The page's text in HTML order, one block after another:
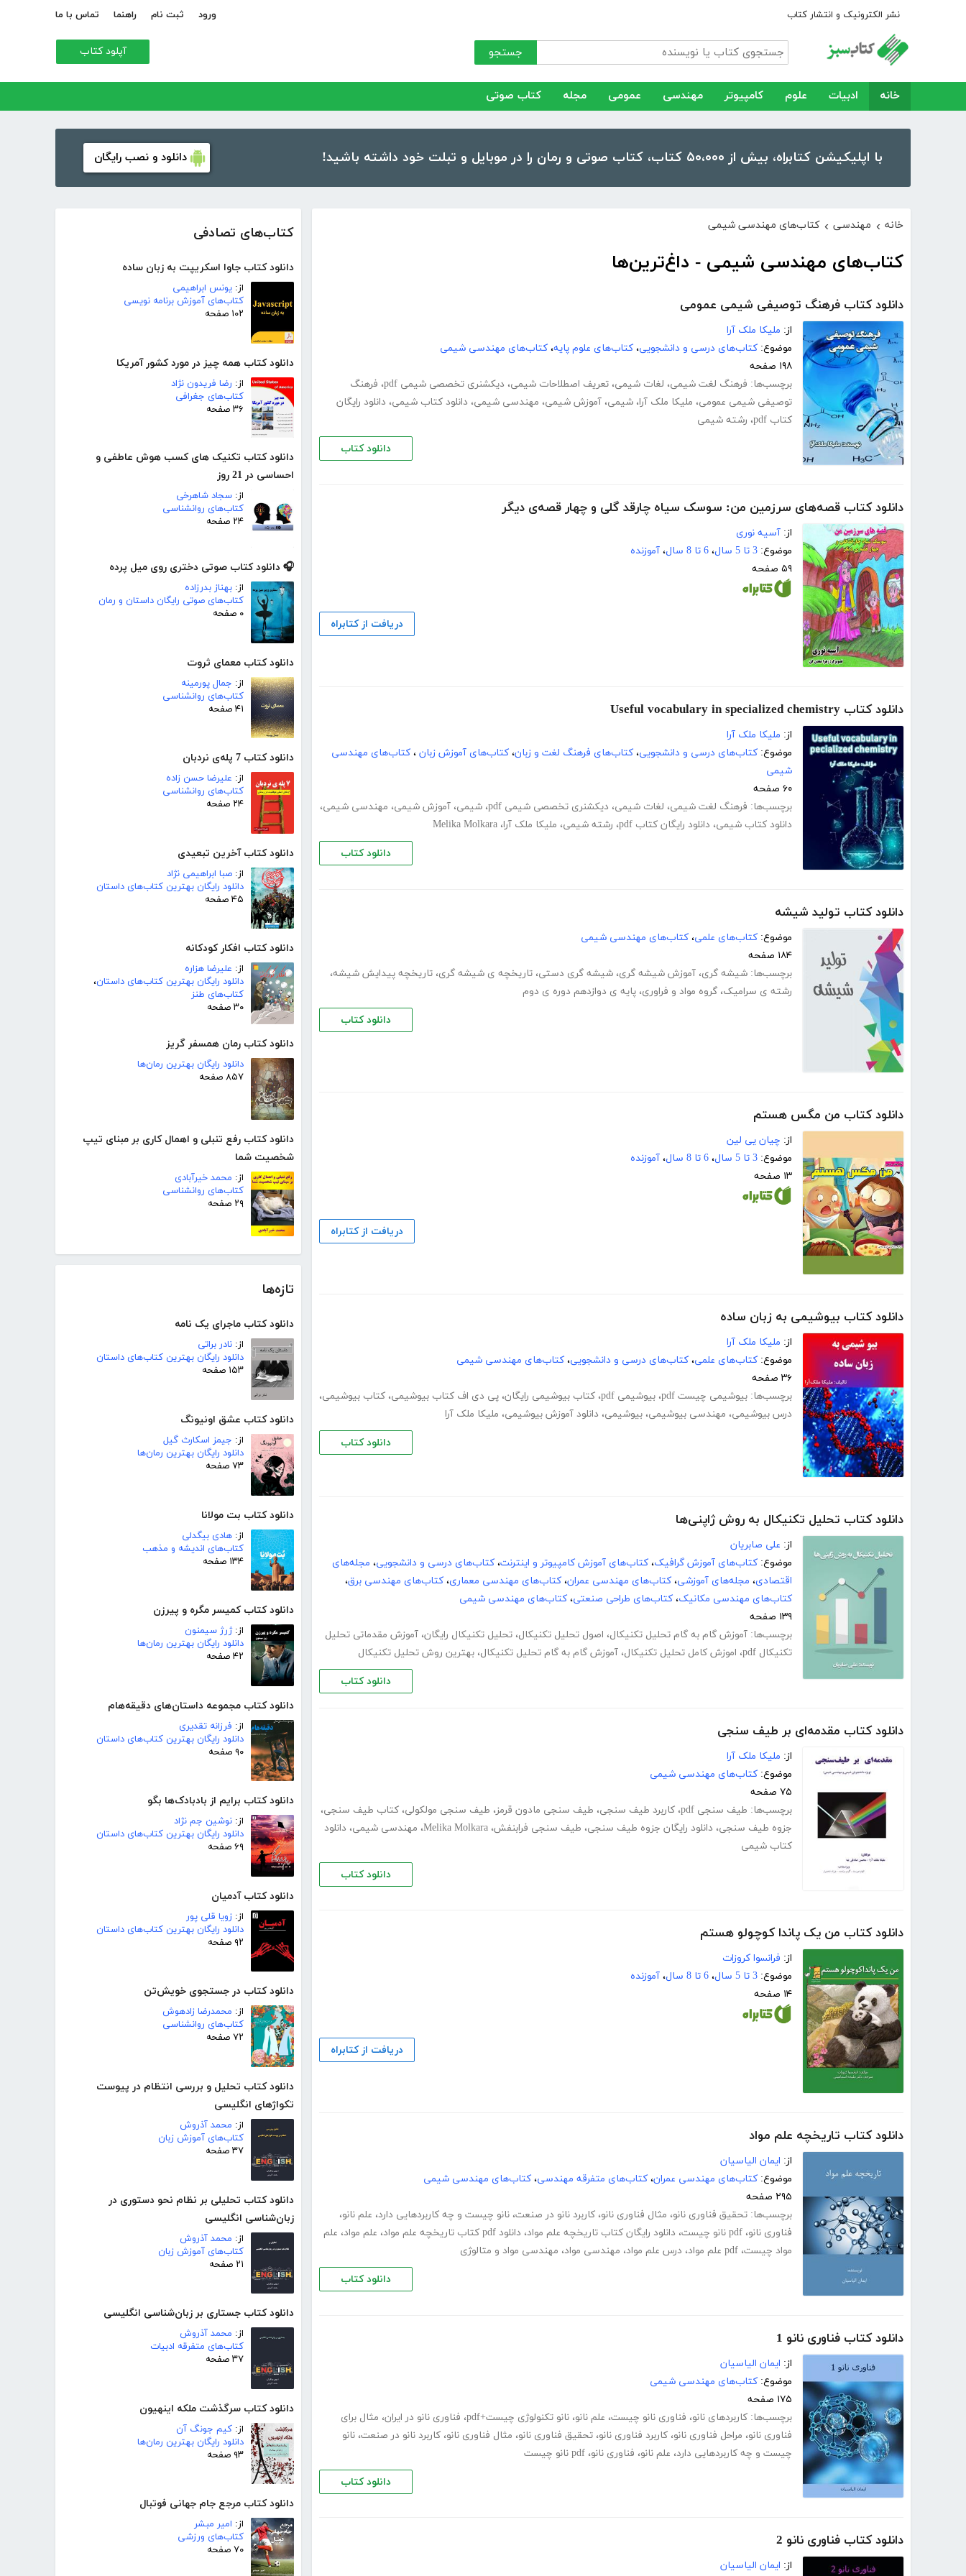
نشر الکترونیک و انتشار کتاب ورود ثبت نام راهنما تماس با ما
جستجو آپلود کتاب
خانه ادبیات علوم کامپیوتر مهندسی عمومی مجله کتاب صوتی
با اپلیکیشن کتابراه، بیش از ۵۰،۰۰۰ کتاب، کتاب صوتی و رمان را در موبایل و تبلت خود داشته باشید! دانلود و نصب رایگان
کتاب‌های تصادفی
دانلود کتاب جاوا اسکریپت به زبان ساده
از: یونس ابراهیمی
کتاب‌های آموزش برنامه نویسی
۱۰۲ صفحه
دانلود کتاب همه چیز در مورد کشور آمریکا
از: رضا فریدون نژاد
کتاب‌های جغرافی
۳۶ صفحه
دانلود کتاب تکنیک های کسب هوش عاطفی و
احساسی در 21 روز
از: سجاد شاهرخی
کتاب‌های روانشناسی
۲۴ صفحه
🎧 دانلود کتاب صوتی دختری روی میل پرده
از: بهناز بدرزاده
کتاب‌های صوتی رایگان داستان و رمان
۰ صفحه
دانلود کتاب معمای ثروت
از: جمال پورمینه
کتاب‌های روانشناسی
۴۱ صفحه
دانلود کتاب 7 پله‌ی نردبان
از: علیرضا حسن زاده
کتاب‌های روانشناسی
۲۴ صفحه
دانلود کتاب آخرین تبعیدی
از: صبا ابراهیمی نژاد
دانلود رایگان بهترین کتاب‌های داستان
۴۵ صفحه
دانلود کتاب افکار کودکانه
از: علیرضا هزاره
دانلود رایگان بهترین کتاب‌های داستان،
کتاب‌های طنز
۳۰ صفحه
دانلود کتاب رمان همسفر گریز
دانلود رایگان بهترین رمان‌ها
۸۵۷ صفحه
دانلود کتاب رفع تنبلی و اهمال کاری بر مبنای تیپ
شخصیت شما
از: محمد خیرآبادی
کتاب‌های روانشناسی
۲۹ صفحه
تازه‌ها
دانلود کتاب ماجرای یک نامه
از: نادر براتی
دانلود رایگان بهترین کتاب‌های داستان
۱۵۳ صفحه
دانلود کتاب عشق اونیونگ
از: جیمز اسکارث گیل
دانلود رایگان بهترین رمان‌ها
۷۳ صفحه
دانلود کتاب بت مولانا
از: هادی بیگدلی
کتاب‌های اندیشه و مذهب
۱۳۴ صفحه
دانلود کتاب کمیسر مگره و پیرزن
از:ژرژ سیمنون
دانلود رایگان بهترین رمان‌ها
۴۲ صفحه
دانلود کتاب مجموعه داستان‌های دقیقه‌هام
از: فرزانه تقدیری
دانلود رایگان بهترین کتاب‌های داستان
۹۰ صفحه
دانلود کتاب برایم از بادبادک‌ها بگو
از: نوشین جم نژاد
دانلود رایگان بهترین کتاب‌های داستان
۶۹ صفحه
دانلود کتاب آدمیان
از: زویا قلی پور
دانلود رایگان بهترین کتاب‌های داستان
۹۲ صفحه
دانلود کتاب در جستجوی خویش‌تن
از: محمدرضا زادهوش
کتاب‌های روانشناسی
۷۲ صفحه
دانلود کتاب تحلیل و بررسی انتظام در پیوست
تکواژهای انگلیسی
از: محمد آذروش
کتاب‌های آموزش زبان
۳۷ صفحه
دانلود کتاب تحلیلی بر نظام نحو دستوری در
زبان‌شناسی انگلیسی
از: محمد آذروش
کتاب‌های آموزش زبان
۲۱ صفحه
دانلود کتاب جستاری بر زبان‌شناسی انگلیسی
از: محمد آذروش
کتاب‌های متفرقه ادبیات
۳۷ صفحه
دانلود کتاب سرگذشت ملکه اینهیون
از: کیم جونگ آن
دانلود رایگان بهترین رمان‌ها
۹۳ صفحه
دانلود کتاب مرجع جام جهانی فوتبال
از: امیر مبشر
کتاب‌های ورزشی
۷۰ صفحه
خانه › مهندسی › کتاب‌های مهندسی شیمی
کتاب‌های مهندسی شیمی - داغ‌ترین‌ها
دانلود کتاب فرهنگ توصیفی شیمی عمومی
از: ملیکا ملک آرا
موضوع: کتاب‌های درسی و دانشجویی، کتاب‌های علوم پایه، کتاب‌های مهندسی شیمی
۱۹۸ صفحه
برچسب‌ها: فرهنگ لغت شیمی، لغات شیمی، تعریف اصطلاحات شیمی، دیکشنری تخصصی شیمی pdf ، فرهنگ
توصیفی شیمی عمومی، ملیکا ملک آرا، شیمی، آموزش شیمی، مهندسی شیمی، دانلود کتاب شیمی، دانلود رایگان
کتاب pdf
، رشته شیمی
دانلود کتاب
دانلود کتاب قصه‌های سرزمین من: سوسک سیاه چارقد گلی و چهار قصه‌ی دیگر
از: آسیه نوری
موضوع: 3 تا 5 سال ، 6 تا 8 سال ، آموزنده
۵۹ صفحه
دریافت از کتابراه
دانلود کتاب Useful vocabulary in specialized chemistry
از: ملیکا ملک آرا
موضوع: کتاب‌های درسی و دانشجویی، کتاب‌های فرهنگ لغت و زبان، کتاب‌های آموزش زبان ، کتاب‌های مهندسی
شیمی
۶۰ صفحه
برچسب‌ها: فرهنگ لغت شیمی، لغات شیمی، دیکشنری تخصصی شیمی pdf ، شیمی، آموزش شیمی، مهندسی شیمی،
دانلود کتاب شیمی، دانلود رایگان کتاب pdf ، رشته شیمی، ملیکا ملک آرا، Melika Molkara
دانلود کتاب
دانلود کتاب تولید شیشه
موضوع: کتاب‌های علمی، کتاب‌های مهندسی شیمی
۱۸۴ صفحه
برچسب‌ها: شیشه گری، آموزش شیشه گری، شیشه گری دستی، تاریخچه ی شیشه گری، تاریخچه پیدایش شیشه،
رشته ی سرامیک، گروه مواد و فراوری، پایه ی دوازدهم دوره ی دوم
دانلود کتاب
دانلود کتاب من مگس هستم
از: چیان یی لین
موضوع: 3 تا 5 سال ، 6 تا 8 سال ، آموزنده
۱۳ صفحه
دریافت از کتابراه
دانلود کتاب بیوشیمی به زبان ساده
از: ملیکا ملک آرا
موضوع: کتاب‌های علمی، کتاب‌های درسی و دانشجویی، کتاب‌های مهندسی شیمی
۳۶ صفحه
برچسب‌ها: بیوشیمی چیست pdf ، بیوشیمی pdf ، کتاب بیوشیمی رایگان، پی دی اف کتاب بیوشیمی، کتاب بیوشیمی،
درس بیوشیمی، مهندسی بیوشیمی، بیوشیمی، دانلود آموزش بیوشیمی، ملیکا ملک آرا
دانلود کتاب
دانلود کتاب تحلیل تکنیکال به روش ژاپنی‌ها
از: علی صابریان
موضوع: کتاب‌های آموزش گرافیک، کتاب‌های آموزش کامپیوتر و اینترنت، کتاب‌های درسی و دانشجویی، مجله‌های
اقتصادی، مجله‌های آموزشی، کتاب‌های مهندسی عمران، کتاب‌های مهندسی معماری، کتاب‌های مهندسی برق،
کتاب‌های مهندسی مکانیک، کتاب‌های طراحی صنعتی، کتاب‌های مهندسی شیمی
۱۳۹ صفحه
برچسب‌ها: آموزش گام به گام تحلیل تکنیکال، اصول تحلیل تکنیکال، تحلیل تکنیکال رایگان، آموزش مقدماتی تحلیل
تکنیکال pdf
، اموزش کامل تحلیل تکنیکال، آموزش گام به گام تحلیل تکنیکال، بهترین روش تحلیل تکنیکال
دانلود کتاب
دانلود کتاب مقدمه‌ای بر طیف سنجی
از: ملیکا ملک آرا
موضوع: کتاب‌های مهندسی شیمی
۷۵ صفحه
برچسب‌ها: طیف سنجی pdf ، کاربرد طیف سنجی، طیف سنجی مادون قرمز، طیف سنجی مولکولی، کتاب طیف سنجی،
جزوه طیف سنجی، دانلود رایگان جزوه طیف سنجی، طیف سنجی فرابنفش، Melika Molkara، مهندسی شیمی، دانلود
کتاب شیمی
دانلود کتاب
دانلود کتاب من یک پاندا کوچولو هستم
از: فرانسوا کروزات
موضوع: 3 تا 5 سال ، 6 تا 8 سال ، آموزنده
۱۴ صفحه
دریافت از کتابراه
دانلود کتاب تاریخچه علم مواد
از: ایمان الیاسیان
موضوع: کتاب‌های مهندسی عمران، کتاب‌های متفرقه مهندسی، کتاب‌های مهندسی شیمی
۲۹۵ صفحه
برچسب‌ها: تحقیق فناوری نانو، مثال فناوری نانو، کاربرد نانو در صنعت، نانو چیست و چه کاربردهایی دارد، علم نانو،
فناوری نانو، pdf نانو چیست ، دانلود رایگان کتاب تاریخچه علم مواد، دانلود pdf کتاب تاریخچه علم مواد ، علم مواد، علم
مواد چیست، pdf علم مواد ، درس علم مواد، مهندسی مواد، مهندسی مواد و متالوژی
دانلود کتاب
دانلود کتاب فناوری نانو 1
از: ایمان الیاسیان
موضوع: کتاب‌های مهندسی شیمی
۱۷۵ صفحه
برچسب‌ها: کاربردهای نانو، فناوری نانو چیست، علم نانو، نانو تکنولوژی چیست+pdf ، فناوری نانو در ایران، مثال برای
فناوری نانو، مراحل فناوری نانو، کاربرد فناوری نانو، تحقیق فناوری نانو، مثال فناوری نانو، کاربرد نانو در صنعت، نانو
چیست و چه کاربردهایی دارد، علم نانو، فناوری نانو، pdf نانو چیست
دانلود کتاب
دانلود کتاب فناوری نانو 2
از: ایمان الیاسیان